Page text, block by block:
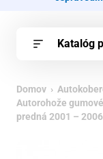
Katalóg
Domov ›
Autorohože
predná 2001 – 2006